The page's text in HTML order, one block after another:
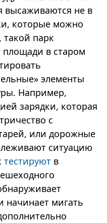
высаживаются не в
которые можно
такой парк
площади в старом
элементы
Например,
зарядки, которая
с
или дорожные
ситуацию
тестируют в
начинает мигать